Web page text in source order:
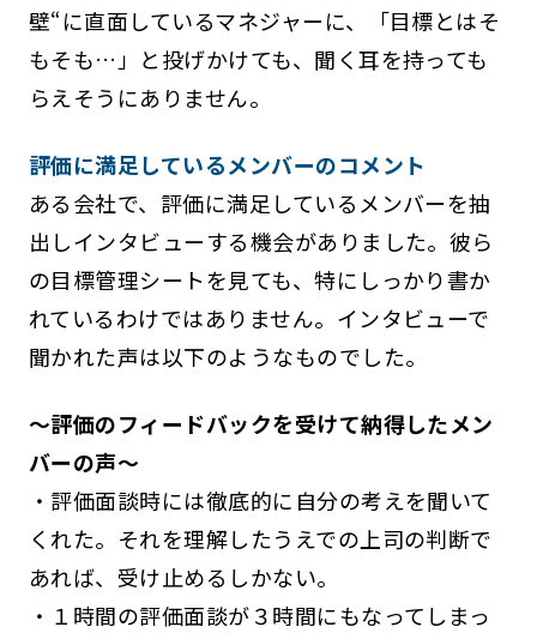
壁“に直面しているマネジャーに、「目標とはそ
もそも…」と投げかけても、聞く耳を持っても
らえそうにありません。
評価に満足しているメンバーのコメント
ある会社で、評価に満足しているメンバーを抽
出しインタビューする機会がありました。彼ら
の目標管理シートを見ても、特にしっかり書か
れているわけではありません。インタビューで
聞かれた声は以下のようなものでした。
～評価のフィードバックを受けて納得したメン
バーの声～
・評価面談時には徹底的に自分の考えを聞いて
くれた。それを理解したうえでの上司の判断で
あれば、受け止めるしかない。
・１時間の評価面談が３時間にもなってしまっ